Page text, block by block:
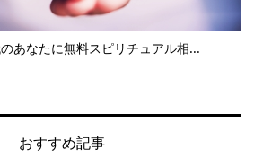
あなたに無料スピリチュアル相...
おすすめ記事